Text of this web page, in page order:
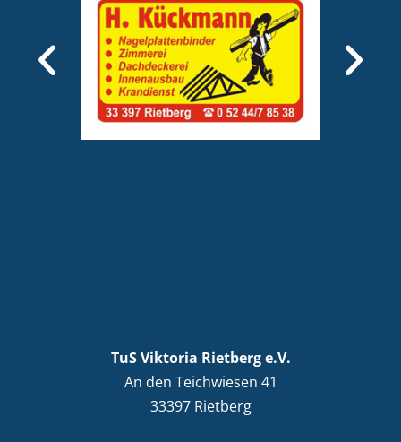
TuS Viktoria Rietberg e.V.
An den Teichwiesen 41
33397 Rietberg